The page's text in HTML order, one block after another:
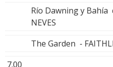
Río Dawning y Bahía
NEVES
The Garden -
7.00